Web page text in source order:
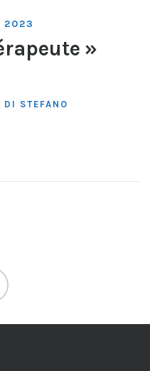
2023
»
DI STEFANO